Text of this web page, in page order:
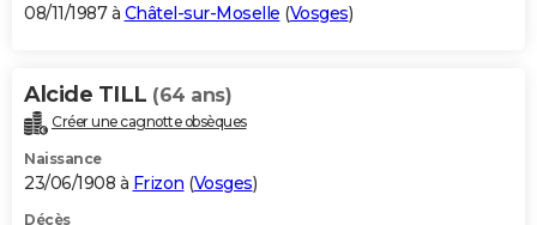
08/11/1987 à Châtel-sur-Moselle (Vosges)
Alcide TILL (64 ans)
Créer une cagnotte obsèques
Naissance
23/06/1908 à Frizon (Vosges)
Décès